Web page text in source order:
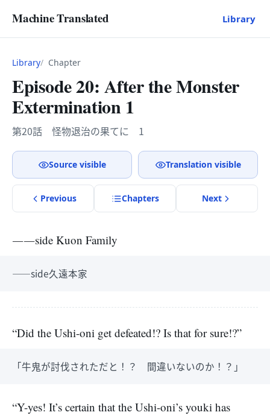
Machine Translated Library
Library Chapter
Episode 20: After the Monster
Extermination 1
第20話 怪物退治の果てに 1
Source visible Translation visible
Previous Chapters Next
――side Kuon Family
――side久遠本家
“Did the Ushi-oni get defeated!? Is that for sure!?”
「牛鬼が討伐されただと！？ 間違いないのか！？」
“Y-yes! It’s certain that the Ushi-oni’s youki has